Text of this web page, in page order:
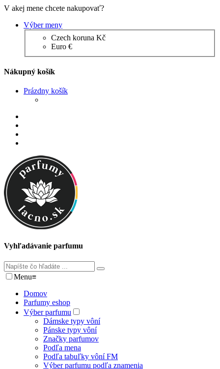
V akej mene chcete nakupovať?
Výber meny
Czech koruna Kč
Euro €
Nákupný košík
Prázdny košík
Vyhľadávanie parfumu
Menu≡
Domov
Parfumy eshop
Výber parfumu
Dámske typy vôní
Pánske typy vôní
Značky parfumov
Podľa mena
Podľa tabuľky vôní FM
Výber parfumu podľa znamenia